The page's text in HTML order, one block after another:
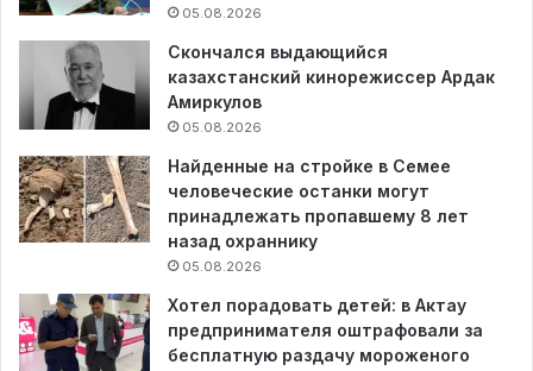
05.08.2026
Скончался выдающийся
казахстанский кинорежиссер Ардак
Амиркулов
05.08.2026
Найденные на стройке в Семее
человеческие останки могут
принадлежать пропавшему 8 лет
назад охраннику
05.08.2026
Хотел порадовать детей: в Актау
предпринимателя оштрафовали за
бесплатную раздачу мороженого